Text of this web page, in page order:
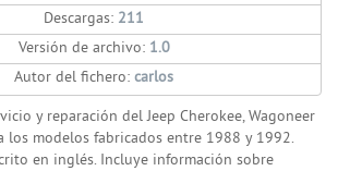
Descargas: 211
Versión de archivo: 1.0
Autor del fichero: carlos
y reparación del Jeep Cherokee, Wagoneer
los modelos fabricados entre 1988 y 1992.
en inglés. Incluye información sobre